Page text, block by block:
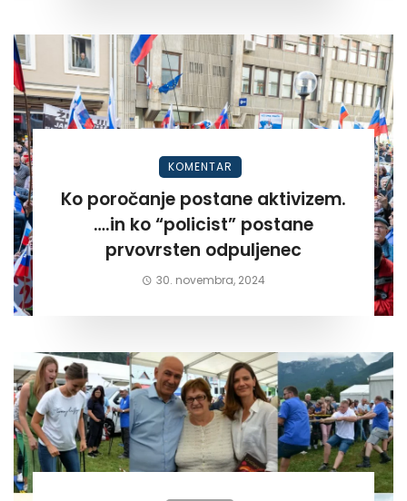
KOMENTAR
Ko poročanje postane aktivizem.
….in ko “policist” postane
prvovrsten odpuljenec
30. novembra, 2024